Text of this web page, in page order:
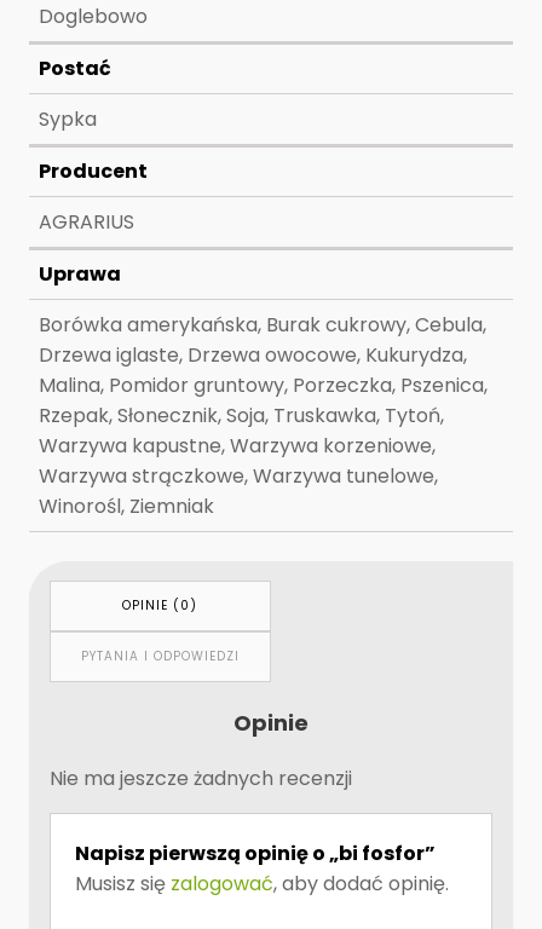
OPINIE (0)
PYTANIA I ODPOWIEDZI
Opinie
Nie ma jeszcze żadnych recenzji
Napisz pierwszą opinię o „bi fosfor”
Musisz się zalogować, aby dodać opinię.
Doglebowo
Postać
Sypka
Producent
AGRARIUS
Uprawa
Borówka amerykańska, Burak cukrowy, Cebula,
Drzewa iglaste, Drzewa owocowe, Kukurydza,
Malina, Pomidor gruntowy, Porzeczka, Pszenica,
Rzepak, Słonecznik, Soja, Truskawka, Tytoń,
Warzywa kapustne, Warzywa korzeniowe,
Warzywa strączkowe, Warzywa tunelowe,
Winorośl, Ziemniak